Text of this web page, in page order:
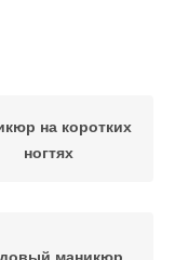
на коротких
ногтях
маникюр